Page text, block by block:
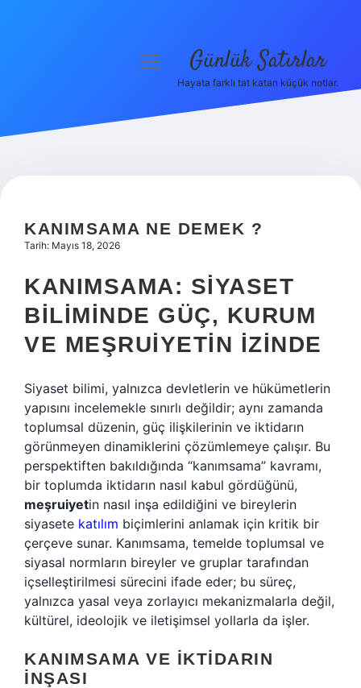
Hakkımızda
menüyü Günlük Satırlar
Hayata farklı tat katan küçük notlar.
KANIMSAMA NE DEMEK ?
Tarih: Mayıs 18, 2026
KANIMSAMA: SIYASET
BILIMINDE GÜÇ, KURUM
VE MEŞRUIYETIN İZINDE
Siyaset bilimi, yalnızca devletlerin ve hükümetlerin
yapısını incelemekle sınırlı değildir; aynı zamanda
toplumsal düzenin, güç ilişkilerinin ve iktidarın
görünmeyen dinamiklerini çözümlemeye çalışır. Bu
perspektiften bakıldığında “kanımsama” kavramı,
bir toplumda iktidarın nasıl kabul gördüğünü,
meşruiyetin nasıl inşa edildiğini ve bireylerin
siyasete katılım biçimlerini anlamak için kritik bir
çerçeve sunar. Kanımsama, temelde toplumsal ve
siyasal normların bireyler ve gruplar tarafından
içselleştirilmesi sürecini ifade eder; bu süreç,
yalnızca yasal veya zorlayıcı mekanizmalarla değil,
kültürel, ideolojik ve iletişimsel yollarla da işler.
KANIMSAMA VE İKTIDARIN
İNŞASI